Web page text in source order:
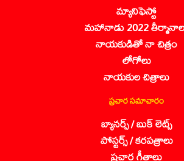
మ్యానిఫెస్టో
మహానాడు 2022
నాయకుడితో నా చిత్రం
లోగోలు
నాయకుల చిత్రాలు
ప్రచార సమాచారం
బ్యానర్స్ / బుక్ లెట్స్
పోస్టర్స్ / కరపత్రాలు
ప్రచార గీతాలు